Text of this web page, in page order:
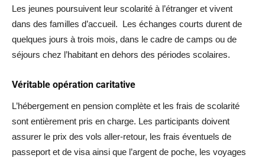
Les jeunes poursuivent leur scolarité à l’étranger et vivent
dans des familles d’accueil. Les échanges courts durent de
quelques jours à trois mois, dans le cadre de camps ou de
séjours chez l’habitant en dehors des périodes scolaires.
Véritable opération caritative
L’hébergement en pension complète et les frais de scolarité
sont entièrement pris en charge. Les participants doivent
assurer le prix des vols aller-retour, les frais éventuels de
passeport et de visa ainsi que l’argent de poche, les voyages